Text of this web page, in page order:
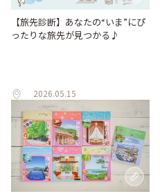
【旅先診断】あなたの“いま”にぴ
ったりな旅先が見つかる♪
2026.05.15